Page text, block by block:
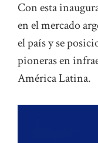
Con esta
en el mercado
el país y se
pioneras en
América Latina.